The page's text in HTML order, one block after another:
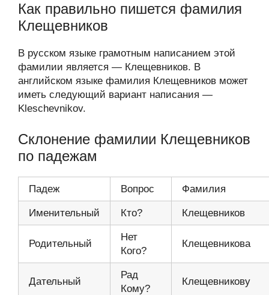
Как правильно пишется фамилия
Клещевников
В русском языке грамотным написанием этой
фамилии является — Клещевников. В
английском языке фамилия Клещевников может
иметь следующий вариант написания —
Kleschevnikov.
Склонение фамилии Клещевников
по падежам
Падеж Вопрос Фамилия
Именительный Кто? Клещевников
Родительный
Нет
Кого?
Клещевникова
Дательный
Рад
Кому?
Клещевникову